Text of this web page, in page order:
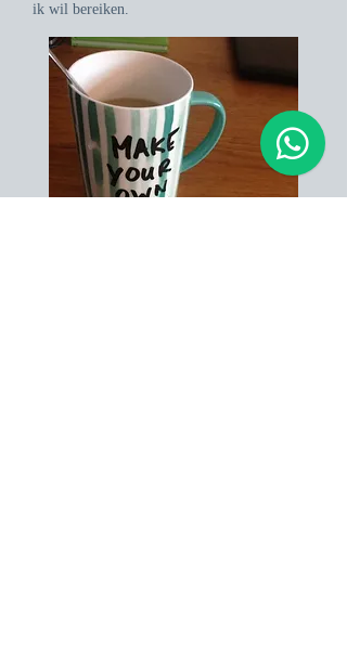
ik wil bereiken.